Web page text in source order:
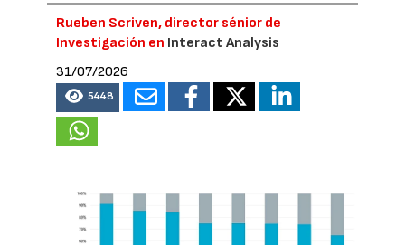
Rueben Scriven, director sénior de
Investigación en Interact Analysis
31/07/2026
5448